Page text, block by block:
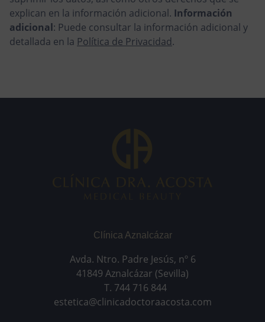
explican en la información adicional. Información
adicional: Puede consultar la información adicional y
detallada en la Política de Privacidad.
Clínica Aznalcázar
Avda. Ntro. Padre Jesús, nº 6
41849 Aznalcázar (Sevilla)
T. 744 716 844
estetica@clinicadoctoraacosta.com